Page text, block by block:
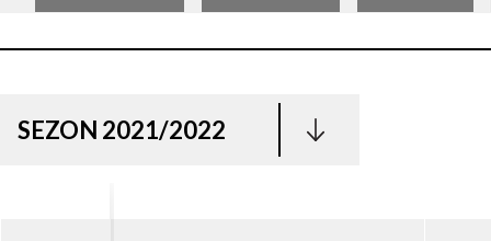
SEZON 2021/2022